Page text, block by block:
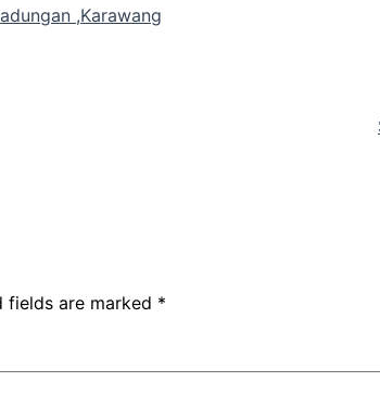
,Karawang
fields are marked *